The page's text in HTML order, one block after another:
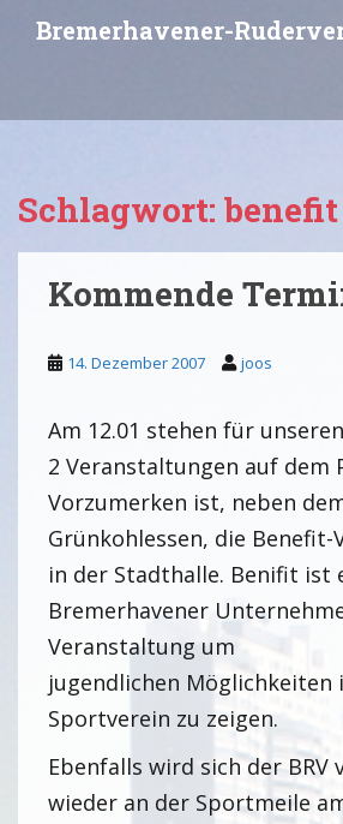
t
Bremerhavener-
Schlagwort: benefit
Kommende
14. Dezember 2007 joos
Am 12.01 stehen für
2 Veranstaltungen auf dem
Vorzumerken ist, neben
Grünkohlessen, die
in der Stadthalle. Benifit ist
Bremerhavener
Veranstaltung um
jugendlichen Möglichkeiten
Sportverein zu zeigen.
Ebenfalls wird sich der BRV
wieder an der Sportmeile